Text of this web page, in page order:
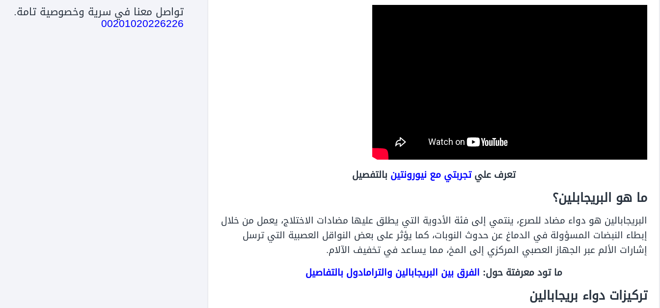
تعرف عليتجربتي مع نيورونتين بالتفصيل
ما هو البريجابلين؟
البريجابالين هو دواء مضاد للصرع، ينتمي إلى فئة الأدوية التي يطلق عليها مضادات الاختلاج، يعمل من خلال
إبطاء النبضات المسؤولة في الدماغ عن حدوث النوبات، كما يؤثر على بعض النواقل العصبية التي ترسل
إشارات الألم عبر الجهاز العصبي المركزي إلى المخ، مما يساعد في تخفيف الآلام.
ما تود معرفتة حول: الفرق بين البريجابالين والترامادول بالتفاصيل
تركيزات دواء بريجابالين
تواصل معنا في سرية وخصوصية تامة.
00201020226226